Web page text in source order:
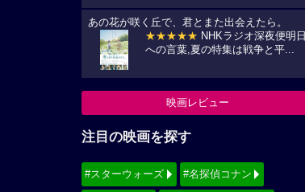
あの花が咲く丘で、君とまた出会えたら。
★★★★★ NHKラジオ深夜便明日
への言葉,夏の特集は戦争と平...
映画レビュー
注目の映画を探す
#スターウォーズ #名探偵コナン